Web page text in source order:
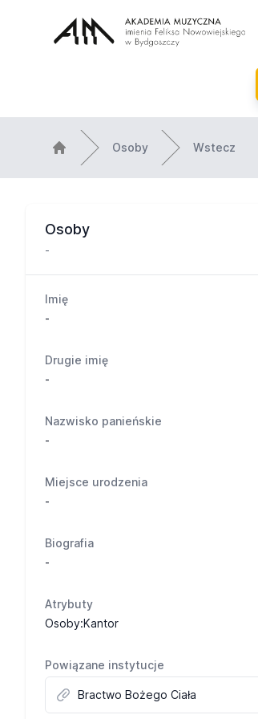
Osoby Wstecz
Osoby
-
Imię
-
Drugie imię
-
Nazwisko panieńskie
-
Miejsce urodzenia
-
Biografia
-
Atrybuty
Osoby:Kantor
Powiązane instytucje
Bractwo Bożego Ciała